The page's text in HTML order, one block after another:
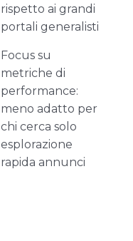
rispetto ai grandi
portali generalisti
Focus su
metriche di
performance:
meno adatto per
chi cerca solo
esplorazione
rapida annunci